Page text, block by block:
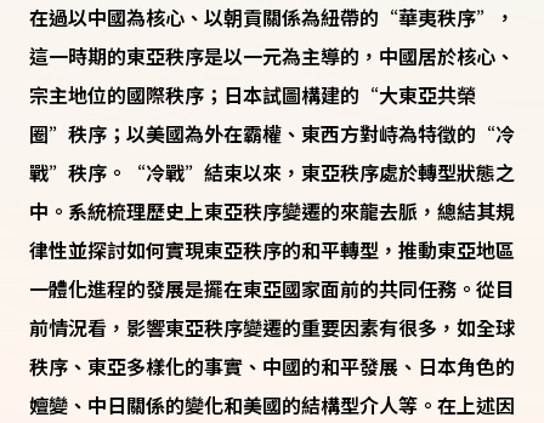
在過以中國為核心、以朝貢關係為紐帶的“華夷秩序”，
這一時期的東亞秩序是以一元為主導的，中國居於核心、
宗主地位的國際秩序；日本試圖構建的“大東亞共榮
圈”秩序；以美國為外在霸權、東西方對峙為特徵的“冷
戰”秩序。“冷戰”結束以來，東亞秩序處於轉型狀態之
中。系統梳理歷史上東亞秩序變遷的來龍去脈，總結其規
律性並探討如何實現東亞秩序的和平轉型，推動東亞地區
一體化進程的發展是擺在東亞國家面前的共同任務。從目
前情況看，影響東亞秩序變遷的重要因素有很多，如全球
秩序、東亞多樣化的事實、中國的和平發展、日本角色的
嬗變、中日關係的變化和美國的結構型介人等。在上述因